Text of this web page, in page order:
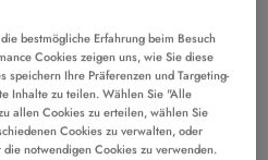
ohne uns mitzuteilen,
lediglich
Ihr Internetbrowser aus
bestmögliche Erfahrung beim Besuch
Cookies zeigen uns, wie Sie diese
speichern Ihre Präferenzen und Targeting-
Inhalte zu teilen. Wählen Sie "Alle
allen Cookies zu erteilen, wählen Sie
Cookies zu verwalten, oder
notwendigen Cookies zu verwenden.